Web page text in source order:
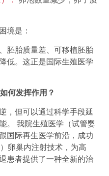
境是：
胚胎质量差、可移植胚胎
低。这正是国际生殖医学
何发挥作用？
，但可以通过科学手段延
。 我院生殖医学（试管婴
国际再生医学前沿，成功
卵巢内注射技术，为高
患者提供了一种全新的治